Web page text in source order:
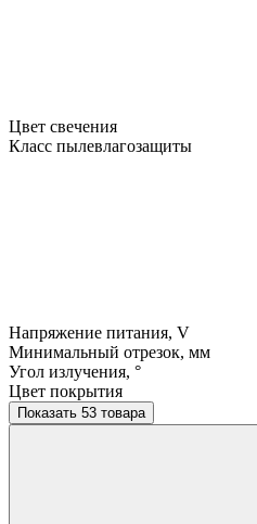
Цвет свечения
Класс пылевлагозащиты
Напряжение питания, V
Минимальный отрезок, мм
Угол излучения, °
Цвет покрытия
Показать 53 товара